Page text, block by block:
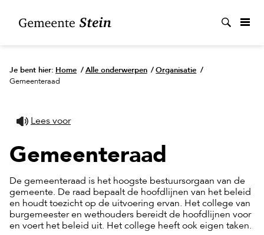
Je bent hier: Home / Alle onderwerpen / Organisatie /
Gemeenteraad
Lees voor
Gemeenteraad
De gemeenteraad is het hoogste bestuursorgaan van de
gemeente. De raad bepaalt de hoofdlijnen van het beleid
en houdt toezicht op de uitvoering ervan. Het college van
burgemeester en wethouders bereidt de hoofdlijnen voor
en voert het beleid uit. Het college heeft ook eigen taken.